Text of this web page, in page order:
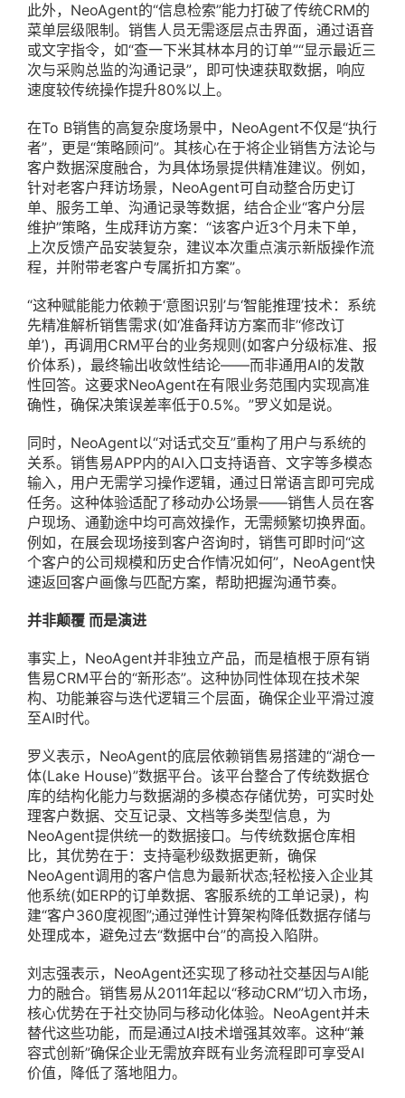
此外，NeoAgent的“信息检索”能力打破了传统CRM的
菜单层级限制。销售人员无需逐层点击界面，通过语音
或文字指令，如“查一下米其林本月的订单”“显示最近三
次与采购总监的沟通记录”，即可快速获取数据，响应
速度较传统操作提升80%以上。
在To B销售的高复杂度场景中，NeoAgent不仅是“执行
者”，更是“策略顾问”。其核心在于将企业销售方法论与
客户数据深度融合，为具体场景提供精准建议。例如，
针对老客户拜访场景，NeoAgent可自动整合历史订
单、服务工单、沟通记录等数据，结合企业“客户分层
维护”策略，生成拜访方案：“该客户近3个月未下单，
上次反馈产品安装复杂，建议本次重点演示新版操作流
程，并附带老客户专属折扣方案”。
“这种赋能能力依赖于‘意图识别’与‘智能推理’技术：系统
先精准解析销售需求(如‘准备拜访方案而非’‘修改订
单’)，再调用CRM平台的业务规则(如客户分级标准、报
价体系)，最终输出收敛性结论——而非通用AI的发散
性回答。这要求NeoAgent在有限业务范围内实现高准
确性，确保决策误差率低于0.5%。”罗义如是说。
同时，NeoAgent以“对话式交互”重构了用户与系统的
关系。销售易APP内的AI入口支持语音、文字等多模态
输入，用户无需学习操作逻辑，通过日常语言即可完成
任务。这种体验适配了移动办公场景——销售人员在客
户现场、通勤途中均可高效操作，无需频繁切换界面。
例如，在展会现场接到客户咨询时，销售可即时问“这
个客户的公司规模和历史合作情况如何”，NeoAgent快
速返回客户画像与匹配方案，帮助把握沟通节奏。
并非颠覆 而是演进
事实上，NeoAgent并非独立产品，而是植根于原有销
售易CRM平台的“新形态”。这种协同性体现在技术架
构、功能兼容与迭代逻辑三个层面，确保企业平滑过渡
至AI时代。
罗义表示，NeoAgent的底层依赖销售易搭建的“湖仓一
体(Lake House)”数据平台。该平台整合了传统数据仓
库的结构化能力与数据湖的多模态存储优势，可实时处
理客户数据、交互记录、文档等多类型信息，为
NeoAgent提供统一的数据接口。与传统数据仓库相
比，其优势在于：支持毫秒级数据更新，确保
NeoAgent调用的客户信息为最新状态;轻松接入企业其
他系统(如ERP的订单数据、客服系统的工单记录)，构
建“客户360度视图”;通过弹性计算架构降低数据存储与
处理成本，避免过去“数据中台”的高投入陷阱。
刘志强表示，NeoAgent还实现了移动社交基因与AI能
力的融合。销售易从2011年起以“移动CRM”切入市场，
核心优势在于社交协同与移动化体验。NeoAgent并未
替代这些功能，而是通过AI技术增强其效率。这种“兼
容式创新”确保企业无需放弃既有业务流程即可享受AI
价值，降低了落地阻力。